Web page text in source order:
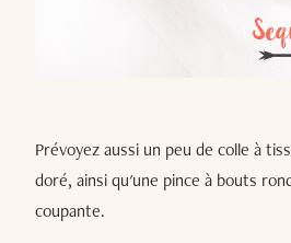
Prévoyez aussi un peu de colle à
doré, ainsi qu'une pince à bouts
coupante.